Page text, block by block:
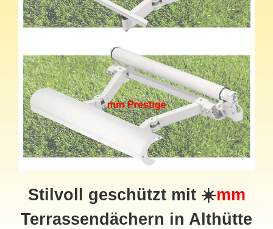
Stilvoll geschützt mit ☀️mm
Terrassendächern in Althütte